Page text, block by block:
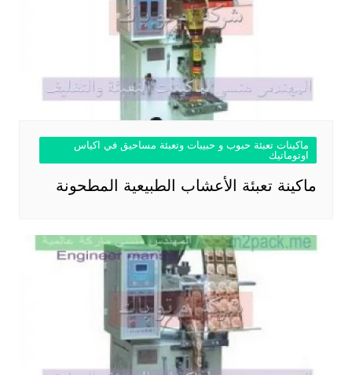
ماكينات تعبئة حبوب و حبيبات وتعبئة مساحيق في اكياس
اوتوماتيك
ماكينة تعبئة الأعشاب الطبيعية المطحونة